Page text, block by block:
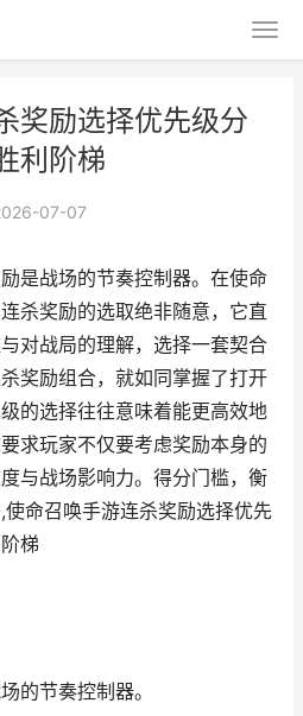
奖励选择优先级分
利阶梯
07-07
是战场的节奏控制器。在使命
杀奖励的选取绝非随意，它直
对战局的理解，选择一套契合
奖励组合，就如同掌握了打开
的选择往往意味着能更高效地
求玩家不仅要考虑奖励本身的
与战场影响力。得分门槛，衡
命召唤手游连杀奖励选择优先
梯
的节奏控制器。